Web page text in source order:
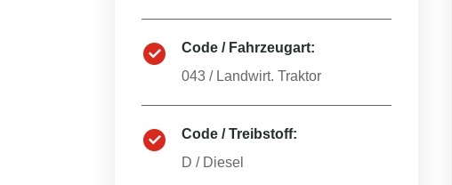
Code / Fahrzeugart:
043 / Landwirt. Traktor
Code / Treibstoff:
D / Diesel